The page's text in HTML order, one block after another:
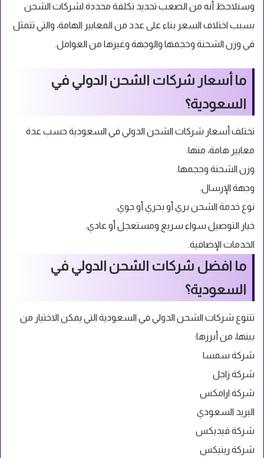
وسنلاحظ أنه من الصعب تحديد تكلفة محددة لشركات الشحن
بسبب اختلاف السعر بناء على عدد من المعايير الهامة، والتي تتمثل
في وزن الشحنة وحجمها والوجهة وغيرها من العوامل.
ما أسعار شركات الشحن الدولي في
السعودية؟
تختلف أسعار شركات الشحن الدولي في السعودية حسب عدة
معايير هامة، منها:
وزن الشحنة وحجمها.
وجهة الإرسال.
نوع خدمة الشحن بري أو بحري أو جوي.
خيار التوصيل سواء سريع ومستعجل أو عادي.
الخدمات الإضافية.
ما افضل شركات الشحن الدولي في
السعودية؟
تتنوع شركات الشحن الدولي في السعودية التي يمكن الاختيار من
بينها، من أبرزها:
شركة سمسا
شركة زاجل
شركة ارامكس
البريد السعودي
شركة فيديكس
شركة ريتيكس